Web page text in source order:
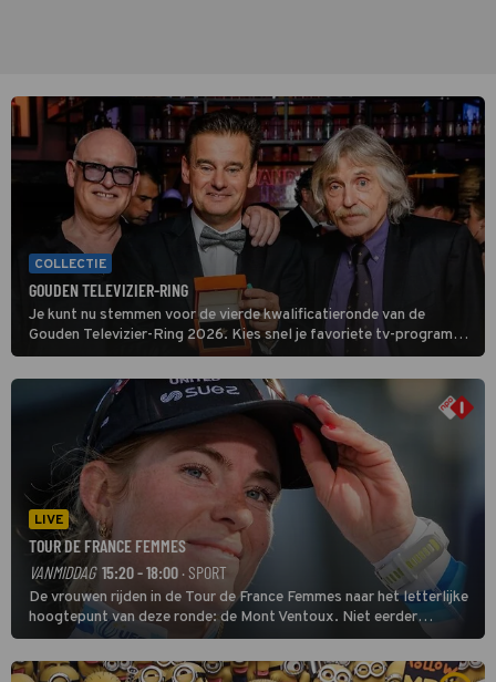
COLLECTIE
GOUDEN TELEVIZIER-RING
Je kunt nu stemmen voor de vierde kwalificatieronde van de
Gouden Televizier-Ring 2026. Kies snel je favoriete tv-programma
én streamingshow .
LIVE
TOUR DE FRANCE FEMMES
VANMIDDAG 15:20 - 18:00 · SPORT
De vrouwen rijden in de Tour de France Femmes naar het letterlijke
hoogtepunt van deze ronde: de Mont Ventoux. Niet eerder
finishten de vrouwen voor deze koers op deze kale col uit de
buitencategorie. De aanloop naar de slotklim is vlak.